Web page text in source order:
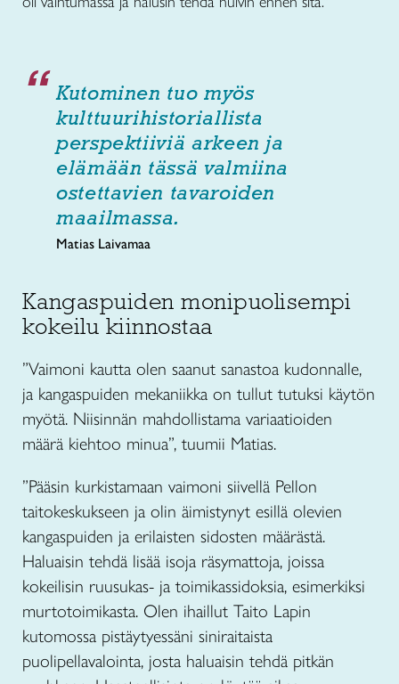
Kutominen tuo myös
kulttuurihistoriallista
perspektiiviä arkeen ja
elämään tässä valmiina
ostettavien tavaroiden
maailmassa.
Matias Laivamaa
Kangaspuiden monipuolisempi
kokeilu kiinnostaa
”Vaimoni kautta olen saanut sanastoa kudonnalle,
ja kangaspuiden mekaniikka on tullut tutuksi käytön
myötä. Niisinnän mahdollistama variaatioiden
määrä kiehtoo minua”, tuumii Matias.
”Pääsin kurkistamaan vaimoni siivellä Pellon
taitokeskukseen ja olin äimistynyt esillä olevien
kangaspuiden ja erilaisten sidosten määrästä.
Haluaisin tehdä lisää isoja räsymattoja, joissa
kokeilisin ruusukas- ja toimikassidoksia, esimerkiksi
murtotoimikasta. Olen ihaillut Taito Lapin
kutomossa pistäytyessäni siniraitaista
puolipellavalointa, josta haluaisin tehdä pitkän